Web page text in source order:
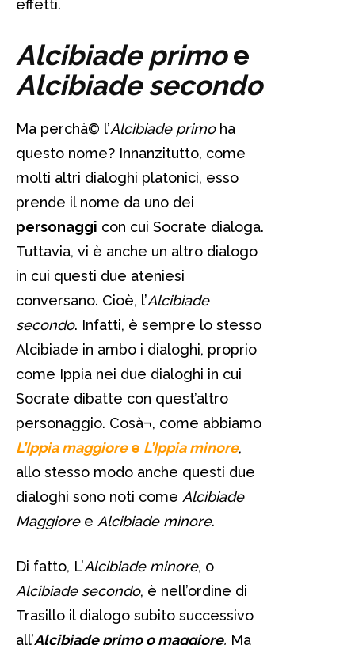
effetti.
Alcibiade primoe
Alcibiade secondo
Ma perchà© l’Alcibiade primoha
questo nome? Innanzitutto, come
molti altri dialoghi platonici, esso
prende il nome da uno dei
personaggi con cui Socrate dialoga.
Tuttavia, vi è anche un altro dialogo
in cui questi due ateniesi
conversano. Cioè, l’Alcibiade
secondo. Infatti, è sempre lo stesso
Alcibiade in ambo i dialoghi, proprio
come Ippia nei due dialoghi in cui
Socrate dibatte con quest’altro
personaggio. Cosà¬, come abbiamo
L’Ippia maggioree L’Ippia minore,
allo stesso modo anche questi due
dialoghi sono noti come Alcibiade
Maggioree Alcibiade minore.
Di fatto, L’Alcibiade minore, o
Alcibiade secondo, è nell’ordine di
Trasillo il dialogo subito successivo
all’Alcibiade primo o maggiore. Ma